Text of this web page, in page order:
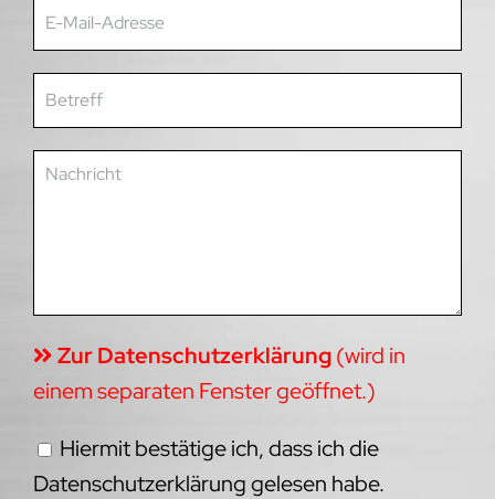
Zur Datenschutzerklärung(wird in
einem separaten Fenster geöffnet.)
Hiermit bestätige ich, dass ich die
Datenschutzerklärung gelesen habe.